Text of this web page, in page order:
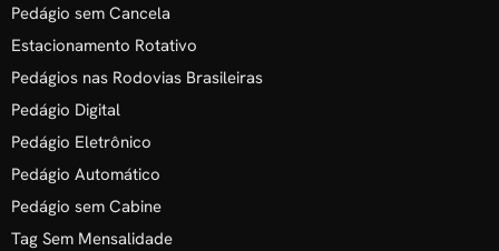
Pedágio sem Cancela
Estacionamento Rotativo
Pedágios nas Rodovias Brasileiras
Pedágio Digital
Pedágio Eletrônico
Pedágio Automático
Pedágio sem Cabine
Tag Sem Mensalidade